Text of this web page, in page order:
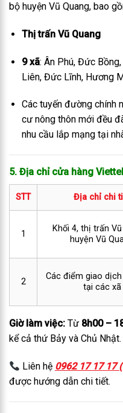
bộ huyện Vũ Quang, bao
Thị trấn Vũ Quang
9 xã: Ân Phú, Đức
Liên, Đức Lĩnh, Hương
Các tuyến đường chính
cư nông thôn mới đều
nhu cầu lắp mạng tại
5. Địa chỉ cửa hàng
STT Địa chỉ chi
1
Khối 4, thị trấn Vũ
huyện Vũ
2
Các điểm giao
tại các xã
Giờ làm việc: Từ 8h00 –
kể cả thứ Bảy và Chủ Nhật.
Liên hệ 0962 17 17 17
được hướng dẫn chi tiết.